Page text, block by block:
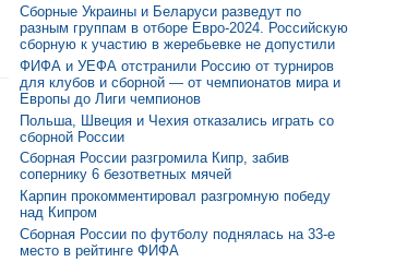
Сборные Украины и Беларуси разведут по
разным группам в отборе Евро-2024. Российскую
сборную к участию в жеребьевке не допустили
ФИФА и УЕФА отстранили Россию от турниров
для клубов и сборной — от чемпионатов мира и
Европы до Лиги чемпионов
Польша, Швеция и Чехия отказались играть со
сборной России
Сборная России разгромила Кипр, забив
сопернику 6 безответных мячей
Карпин прокомментировал разгромную победу
над Кипром
Сборная России по футболу поднялась на 33-е
место в рейтинге ФИФА